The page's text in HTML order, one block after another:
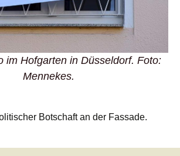
im Hofgarten in Düsseldorf. Foto:
Mennekes.
Botschaft an der Fassade.